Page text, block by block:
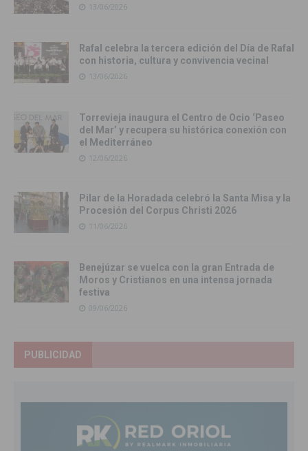
13/06/2026
Rafal celebra la tercera edición del Día de Rafal
con historia, cultura y convivencia vecinal
13/06/2026
Torrevieja inaugura el Centro de Ocio ‘Paseo
del Mar’ y recupera su histórica conexión con
el Mediterráneo
12/06/2026
Pilar de la Horadada celebró la Santa Misa y la
Procesión del Corpus Christi 2026
11/06/2026
Benejúzar se vuelca con la gran Entrada de
Moros y Cristianos en una intensa jornada
festiva
09/06/2026
PUBLICIDAD